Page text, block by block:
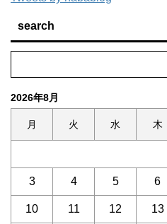
search
2026年8月
月 火 水 木
3 4 5 6
10 11 12 13